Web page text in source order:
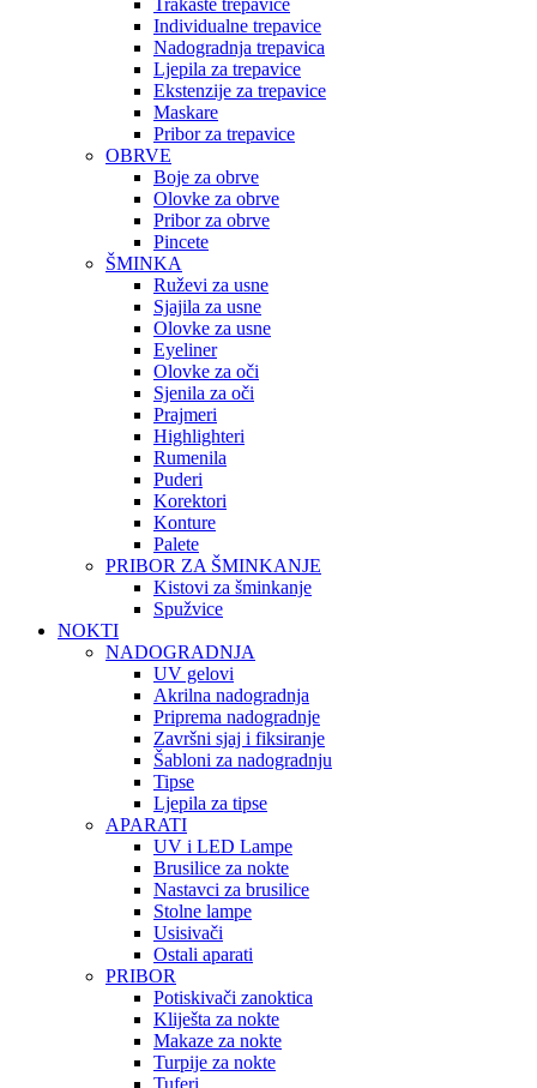
Trakaste trepavice
Individualne trepavice
Nadogradnja trepavica
Ljepila za trepavice
Ekstenzije za trepavice
Maskare
Pribor za trepavice
OBRVE
Boje za obrve
Olovke za obrve
Pribor za obrve
Pincete
ŠMINKA
Ruževi za usne
Sjajila za usne
Olovke za usne
Eyeliner
Olovke za oči
Sjenila za oči
Prajmeri
Highlighteri
Rumenila
Puderi
Korektori
Konture
Palete
PRIBOR ZA ŠMINKANJE
Kistovi za šminkanje
Spužvice
NOKTI
NADOGRADNJA
UV gelovi
Akrilna nadogradnja
Priprema nadogradnje
Završni sjaj i fiksiranje
Šabloni za nadogradnju
Tipse
Ljepila za tipse
APARATI
UV i LED Lampe
Brusilice za nokte
Nastavci za brusilice
Stolne lampe
Usisivači
Ostali aparati
PRIBOR
Potiskivači zanoktica
Kliješta za nokte
Makaze za nokte
Turpije za nokte
Tuferi